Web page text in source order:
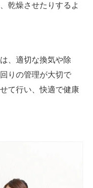
乾燥させたりするよ
、適切な換気や除
りの管理が大切で
て行い、快適で健康